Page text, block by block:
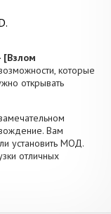
[Взлом
которые
открывать
Вам
установить МОД.
отличных